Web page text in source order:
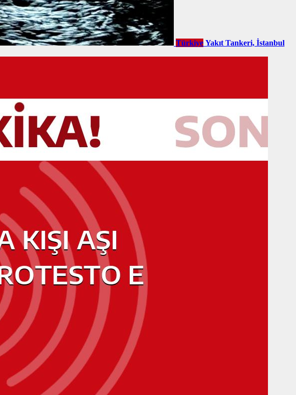
Türkiye Yakıt Tankeri, İstanbul